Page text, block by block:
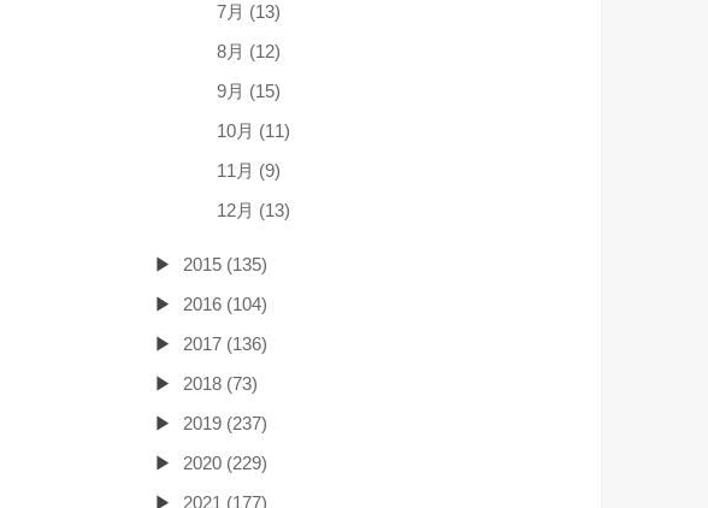
7月 (13)
8月 (12)
9月 (15)
10月 (11)
11月 (9)
12月 (13)
2015 (135)
2016 (104)
2017 (136)
2018 (73)
2019 (237)
2020 (229)
2021 (177)